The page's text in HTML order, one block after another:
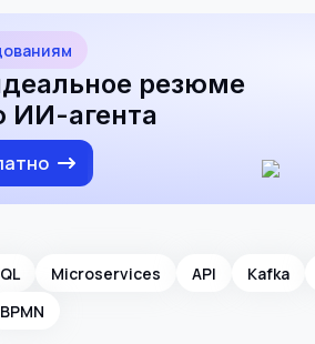
резюме
агента
Microservices API Kafka
BPMN